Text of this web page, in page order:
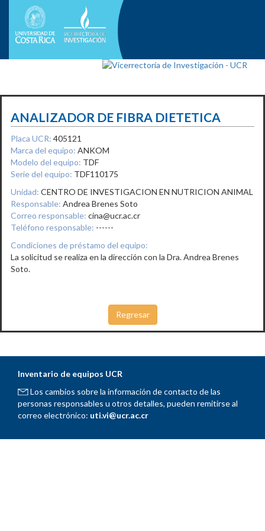
ANALIZADOR DE FIBRA DIETETICA
Placa UCR: 405121
Marca del equipo: ANKOM
Modelo del equipo: TDF
Serie del equipo: TDF110175
Unidad: CENTRO DE INVESTIGACION EN NUTRICION ANIMAL
Responsable: Andrea Brenes Soto
Correo responsable: cina@ucr.ac.cr
Teléfono responsable: ------
Condiciones de préstamo del equipo:
La solicitud se realiza en la dirección con la Dra. Andrea Brenes
Soto.
Inventario de equipos UCR
Los cambios sobre la información de contacto de las
personas responsables u otros detalles, pueden remitirse al
correo electrónico: uti.vi@ucr.ac.cr